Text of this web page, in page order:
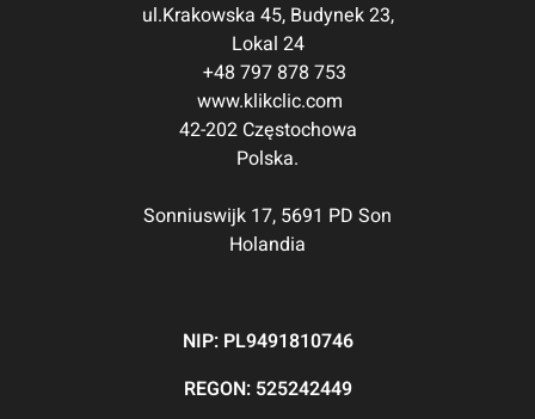
ul.Krakowska 45, Budynek 23,
Lokal 24
+48 797 878 753
www.klikclic.com
42-202 Częstochowa
Polska.
Sonniuswijk 17, 5691 PD Son
Holandia
NIP: PL9491810746
REGON: 525242449